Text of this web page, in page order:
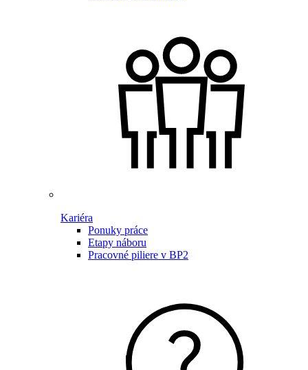
Kariéra
Ponuky práce
Etapy náboru
Pracovné piliere v BP2